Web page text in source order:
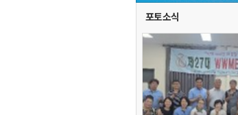
포토소식